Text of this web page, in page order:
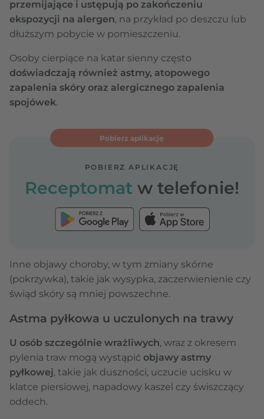
przemijające i ustępują po zakończeniu
ekspozycji na alergen, na przykład po deszczu lub
dłuższym pobycie w pomieszczeniu.
Osoby cierpiące na katar sienny często
doświadczają również astmy, atopowego
zapalenia skóry oraz alergicznego zapalenia
spojówek.
Pobierz aplikację
POBIERZ APLIKACJĘ
Receptomat w telefonie!
Inne objawy choroby, w tym zmiany skórne
(pokrzywka), takie jak wysypka, zaczerwienienie czy
świąd skóry są mniej powszechne.
Astma pyłkowa u uczulonych na trawy
U osób szczególnie wrażliwych, wraz z okresem
pylenia traw mogą wystąpić objawy astmy
pyłkowej, takie jak duszności, uczucie ucisku w
klatce piersiowej, napadowy kaszel czy świszczący
oddech.